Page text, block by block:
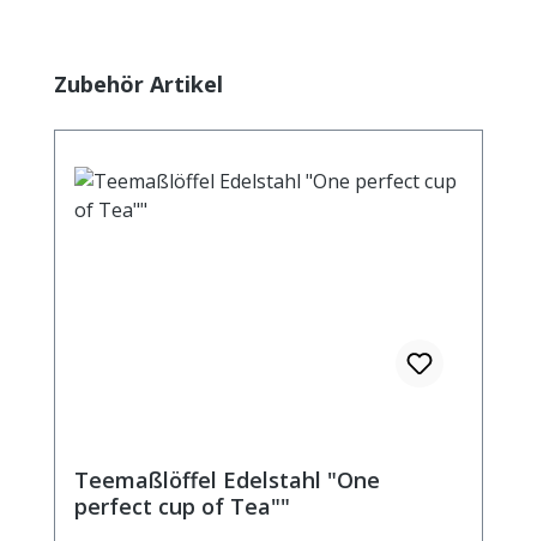
Produktgalerie überspringen
Zubehör Artikel
Teemaßlöffel Edelstahl "One
perfect cup of Tea""